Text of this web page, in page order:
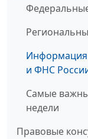
и ФНС
Самые
недели
Правовые